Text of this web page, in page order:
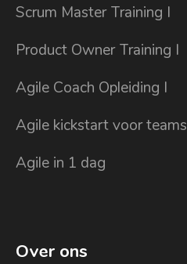
Scrum Master Training I
Product Owner Training I
Agile Coach Opleiding I
Agile kickstart voor teams
Agile in 1 dag
Over ons